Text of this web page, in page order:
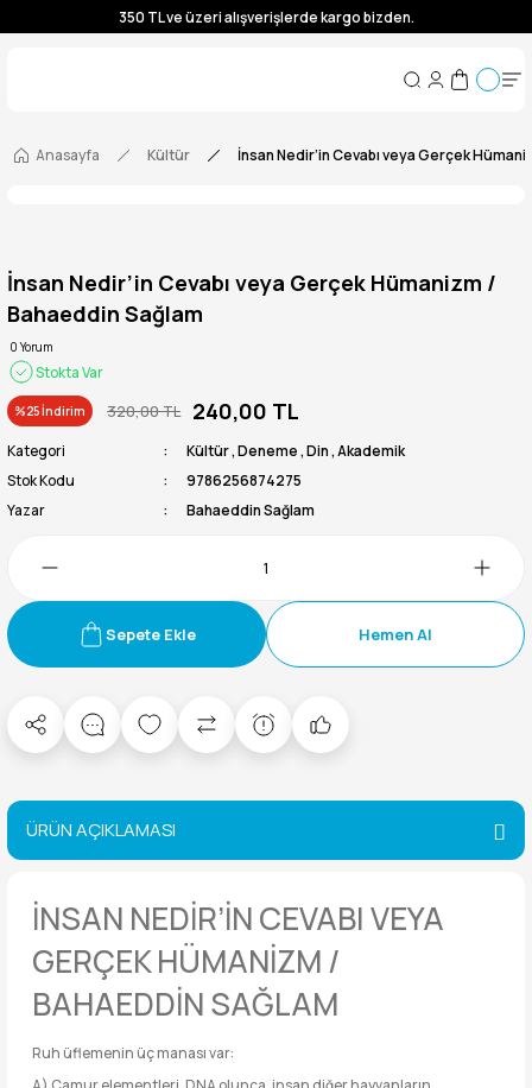
350 TL ve üzeri alışverişlerde kargo bizden.
350 TL ve üzeri alışverişlerde kargo bizden.
Anasayfa
Kültür İnsan Nedir’in Cevabı veya Gerçek
İnsan Nedir’in Cevabı veya Gerçek Hümanizm /
Bahaeddin Sağlam
0 Yorum
Stokta Var
%25 İndirim 320,00 TL 240,00 TL
Kategori Kültür,Deneme,Din,Akademik
Stok Kodu
9786256874275
Yazar
Bahaeddin Sağlam
Sepete Ekle Hemen Al
ÜRÜN AÇIKLAMASI
İNSAN NEDİR’İN CEVABI VEYA
GERÇEK HÜMANİZM /
BAHAEDDİN SAĞLAM
Ruh üflemenin üç manası var: